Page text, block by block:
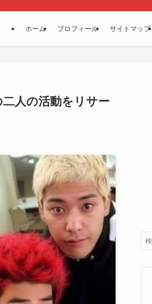
ホーム プロフィール サイトマップ
人の活動をリサー